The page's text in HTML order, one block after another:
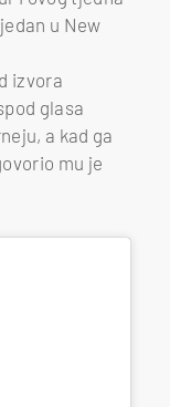
u New
izvora
glasa
a kad ga
mu je